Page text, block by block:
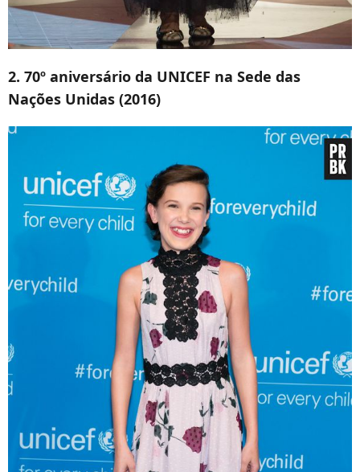
2. 70º aniversário da UNICEF na Sede das
Nações Unidas (2016)